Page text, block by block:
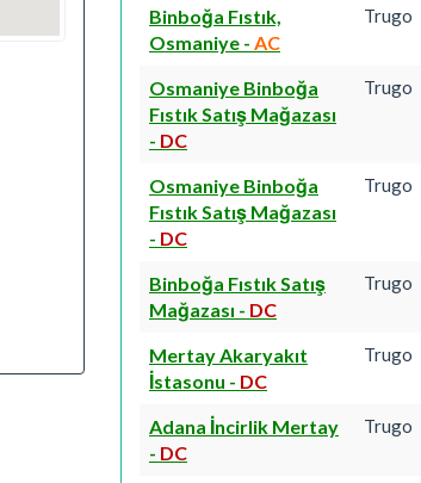
Binboğa Fıstık,
Osmaniye - AC
Trugo
Osmaniye Binboğa
Fıstık Satış Mağazası
- DC
Trugo
Osmaniye Binboğa
Fıstık Satış Mağazası
- DC
Trugo
Binboğa Fıstık Satış
Mağazası - DC
Trugo
Mertay Akaryakıt
İstasonu - DC
Trugo
Adana İncirlik Mertay
- DC
Trugo